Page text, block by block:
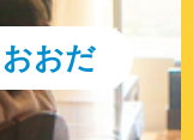
おだ